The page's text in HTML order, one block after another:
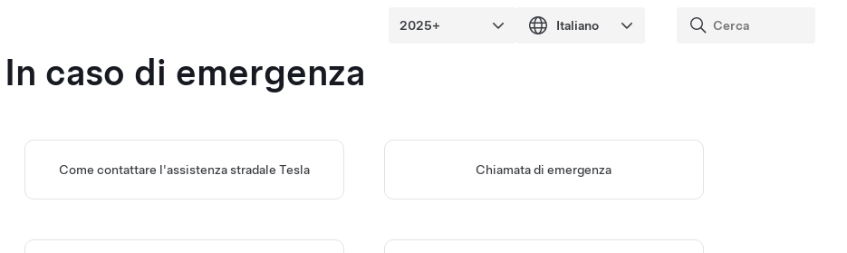
In caso di emergenza
Come contattare l'assistenza stradale Tesla Chiamata di emergenza